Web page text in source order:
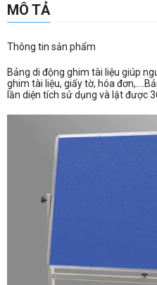
MÔ TẢ
Thông tin sản phẩm
Bảng di động ghim tài liệu giúp
ghim tài liệu, giấy tờ, hóa
lần diện tích sử dụng và lật được